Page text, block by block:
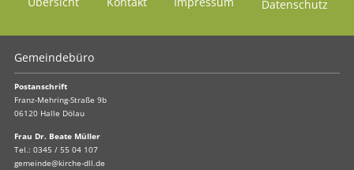
Datenschutz
Gemeindebüro
Postanschrift
Franz-Mehring-Straße 9b
06120 Halle Dölau
Frau Dr. Beate Müller
Tel.: 0345 / 55 04 107
gemeinde@kirche-dll.de